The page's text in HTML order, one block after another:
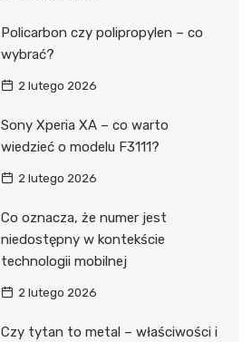
Policarbon czy polipropylen – co
wybrać?
2 lutego 2026
Sony Xperia XA – co warto
wiedzieć o modelu F3111?
2 lutego 2026
Co oznacza, że numer jest
niedostępny w kontekście
technologii mobilnej
2 lutego 2026
Czy tytan to metal – właściwości i